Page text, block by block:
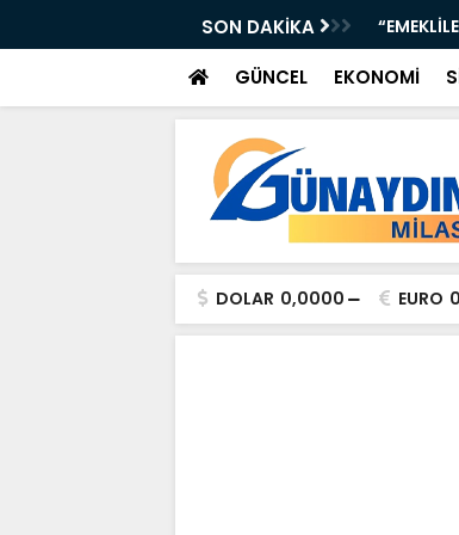
SON DAKİKA
TABLOSU: BAŞKAN ARAS ANLATACAK!”
GÜNCEL EKONOMİ
DOLAR 0,0000 EURO